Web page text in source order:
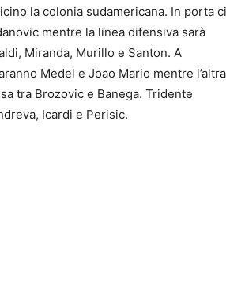
la colonia sudamericana. In porta ci
mentre la linea difensiva sarà
Miranda, Murillo e Santon. A
Medel e Joao Mario mentre l’altra
tra Brozovic e Banega. Tridente
Icardi e Perisic.